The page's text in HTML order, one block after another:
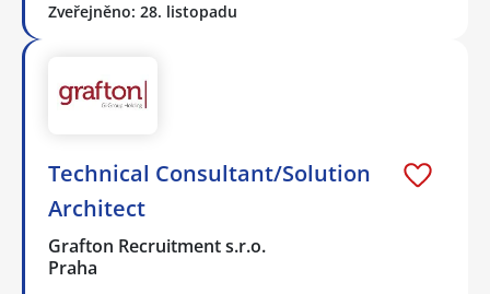
Zveřejněno: 28. listopadu
Technical Consultant/Solution
Architect
Grafton Recruitment s.r.o.
Praha